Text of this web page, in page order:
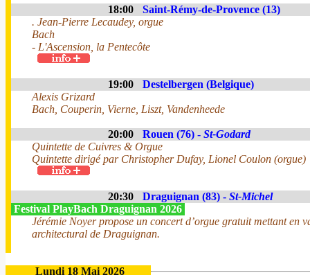
18:00
Saint-Rémy-de-Provence (13)
. Jean-Pierre Lecaudey, orgue
Bach
- L'Ascension, la Pentecôte
19:00
Destelbergen (Belgique)
Alexis Grizard
Bach, Couperin, Vierne, Liszt, Vandenheede
20:00 Rouen (76) - St-Godard
Quintette de Cuivres & Orgue
Quintette dirigé par Christopher Dufay, Lionel Coulon (orgue)
20:30 Draguignan (83) - St-Michel
Festival PlayBach Draguignan 2026
Jérémie Noyer propose un concert d’orgue gratuit mettant en
architectural de Draguignan.
Lundi 18 Mai 2026